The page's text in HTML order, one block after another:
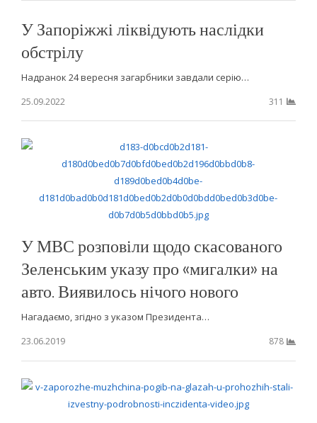
У Запоріжжі ліквідують наслідки
обстрілу
Надранок 24 вересня загарбники завдали серію…
25.09.2022
311
У МВС розповіли щодо скасованого
Зеленським указу про «мигалки» на
авто. Виявилось нічого нового
Нагадаємо, згідно з указом Президента…
23.06.2019
878